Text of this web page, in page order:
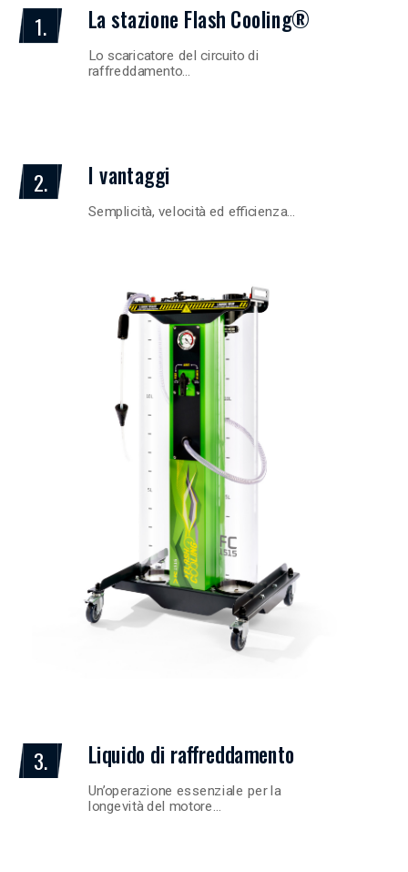
1. La stazione Flash Cooling®
Lo scaricatore del circuito di
raffreddamento…
2. I vantaggi
Semplicità, velocità ed efficienza…
3. Liquido di raffreddamento
Un’operazione essenziale per la
longevità del motore…